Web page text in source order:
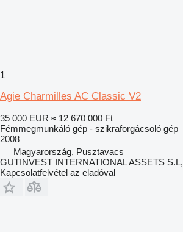
1
Agie Charmilles AC Classic V2
35 000 EUR ≈ 12 670 000 Ft
Fémmegmunkáló gép - szikraforgácsoló gép
2008
Magyarország, Pusztavacs
GUTINVEST INTERNATIONAL ASSETS S.L,
Kapcsolatfelvétel az eladóval